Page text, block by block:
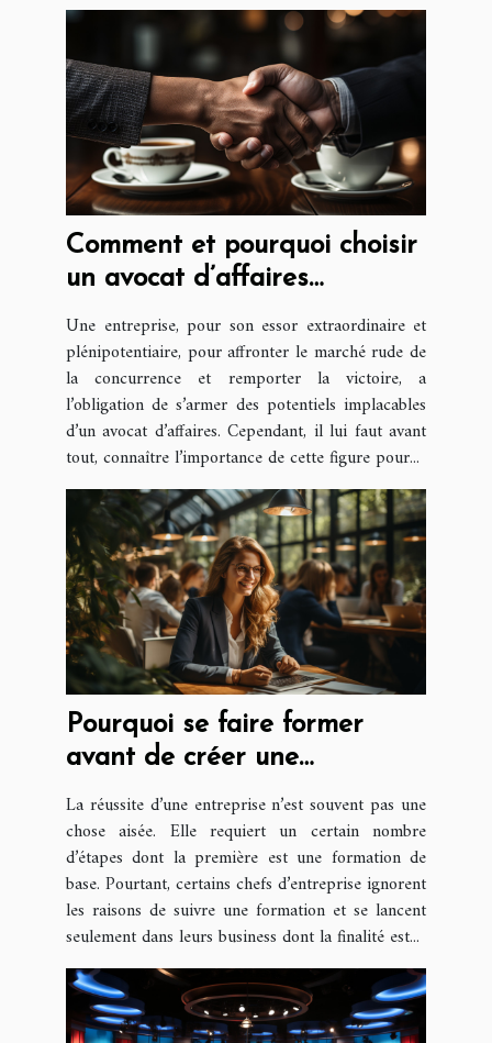
Comment et pourquoi choisir
un avocat d’affaires
Une entreprise, pour son essor extraordinaire et
plénipotentiaire, pour affronter le marché rude de
la concurrence et remporter la victoire, a
l’obligation de s’armer des potentiels implacables
d’un avocat d’affaires. Cependant, il lui faut avant
tout, connaître l’importance de cette figure pour...
Pourquoi se faire former
avant de créer une
entreprise ?
La réussite d’une entreprise n’est souvent pas une
chose aisée. Elle requiert un certain nombre
d’étapes dont la première est une formation de
base. Pourtant, certains chefs d’entreprise ignorent
les raisons de suivre une formation et se lancent
seulement dans leurs business dont la finalité est...